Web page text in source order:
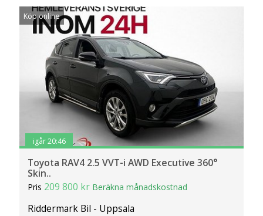
Köp online
igår 20:46
Toyota RAV4 2.5 VVT-i AWD Executive 360°
Skin..
Pris 209 800 kr Beräkna månadskostnad
Riddermark Bil - Uppsala